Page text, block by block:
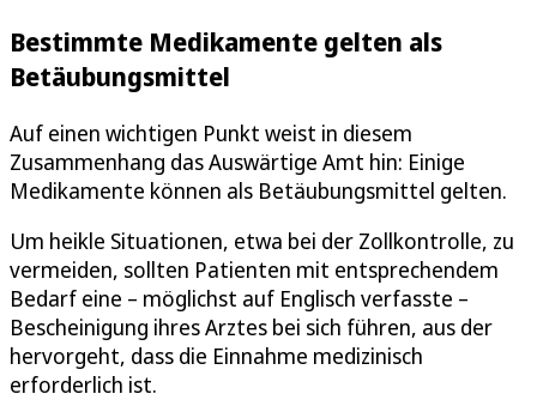
Bestimmte Medikamente gelten als
Betäubungsmittel
Auf einen wichtigen Punkt weist in diesem
Zusammenhang das Auswärtige Amt hin: Einige
Medikamente können als Betäubungsmittel gelten.
Um heikle Situationen, etwa bei der Zollkontrolle, zu
vermeiden, sollten Patienten mit entsprechendem
Bedarf eine – möglichst auf Englisch verfasste –
Bescheinigung ihres Arztes bei sich führen, aus der
hervorgeht, dass die Einnahme medizinisch
erforderlich ist.